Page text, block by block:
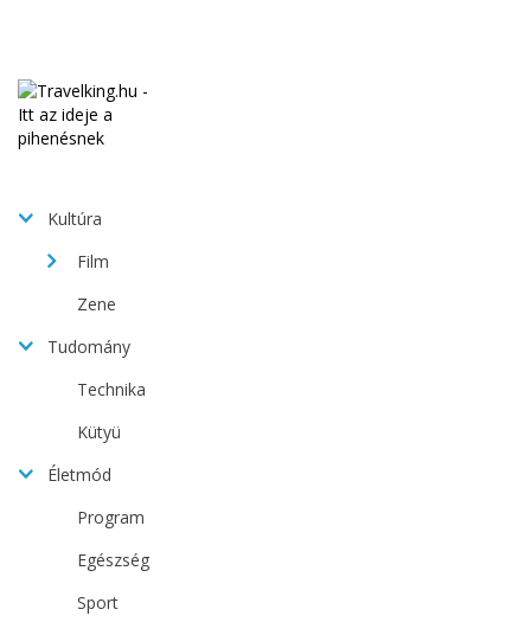
Kultúra
Film
Zene
Tudomány
Technika
Kütyü
Életmód
Program
Egészség
Sport